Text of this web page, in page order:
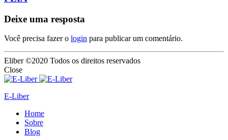
Deixe uma resposta
Você precisa fazer o login para publicar um comentário.
Eliber ©2020 Todos os direitos reservados
Close
E-Liber
Home
Sobre
Blog